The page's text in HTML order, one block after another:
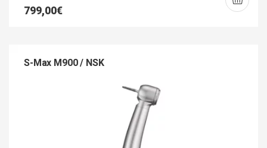
799,00€
S-Max M900 / NSK